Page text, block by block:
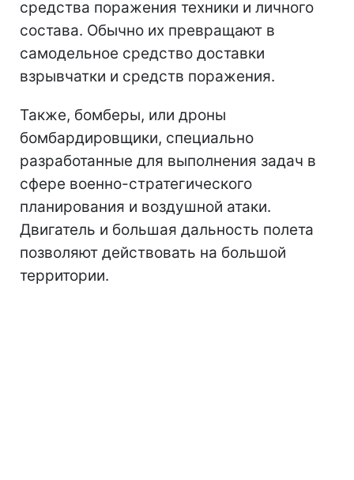
средства поражения техники и личного
состава. Обычно их превращают в
самодельное средство доставки
взрывчатки и средств поражения.
Также, бомберы, или дроны
бомбардировщики, специально
разработанные для выполнения задач в
сфере военно-стратегического
планирования и воздушной атаки.
Двигатель и большая дальность полета
позволяют действовать на большой
территории.